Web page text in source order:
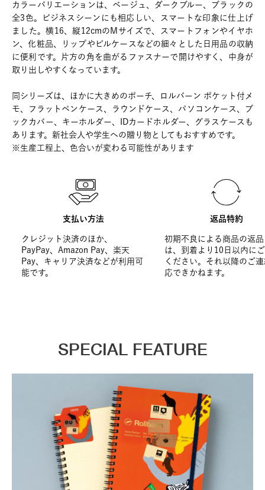
カラーバリエーションは、ベージュ、ダークブルー、ブラックの
全3色。ビジネスシーンにも相応しい、スマートな印象に仕上げ
ました。横16、縦12cmのMサイズで、スマートフォンやイヤホ
ン、化粧品、リップやピルケースなどの細々とした日用品の収納
に便利です。片方の角を曲がるファスナーで開けやすく、中身が
取り出しやすくなっています。
同シリーズは、ほかに大きめのポーチ、ロルバーン ポケット付メ
モ、フラットペンケース、ラウンドケース、パソコンケース、ブ
ックカバー、キーホルダー、IDカードホルダー、グラスケースも
あります。新社会人や学生への贈り物としてもおすすめです。
※生産工程上、色合いが変わる可能性があります
支払い方法
クレジット決済のほか、
PayPay、Amazon Pay、楽天
Pay、キャリア決済などが利用可
能です。
返品特約
初期不良による商品の返
は、到着より10日以内に
ください。それ以降のご
応できかねます。
SPECIAL FEATURE